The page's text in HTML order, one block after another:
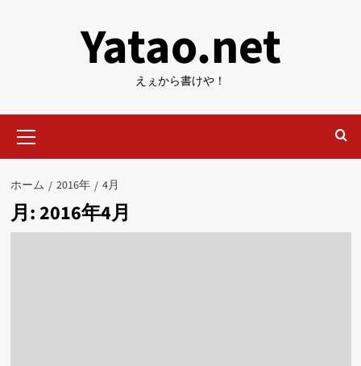
Yatao.net
えぇから書けや！
イ
ン
ニ
ュ
ー
ホーム 2016年 4月
月:2016年4月